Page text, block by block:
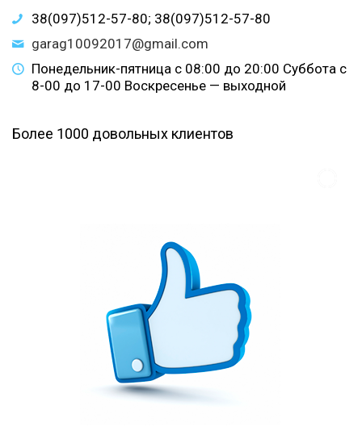
38(097)512-57-80; 38(097)512-57-80
garag10092017@gmail.com
Понедельник-пятница с 08:00 до 20:00 Суббота с
8-00 до 17-00 Воскресенье — выходной
Более 1000 довольных клиентов